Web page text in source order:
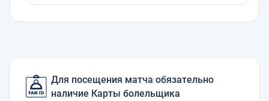
Для посещения матча обязательно
наличие Карты болельщика